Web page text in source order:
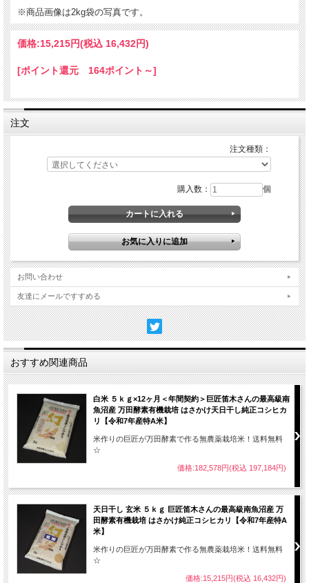
※商品画像は2kg袋の写真です。
価格:15,215円(税込 16,432円)
[ポイント還元 164ポイント～]
注文
注文種類：
購入数： 個
お問い合わせ
友達にメールですすめる
おすすめ関連商品
白米 ５ｋｇ×12ヶ月＜年間契約＞巨匠笛木さんの最高級南
魚沼産 万田酵素有機栽培 はさかけ天日干し純正コシヒカ
リ【令和7年産特A米】
米作りの巨匠が万田酵素で作る無農薬栽培米！送料無料
☆
価格:182,578円(税込 197,184円)
天日干し 玄米 ５ｋｇ 巨匠笛木さんの最高級南魚沼産 万
田酵素有機栽培 はさかけ純正コシヒカリ【令和7年産特A
米】
米作りの巨匠が万田酵素で作る無農薬栽培米！送料無料
☆
価格:15,215円(税込 16,432円)